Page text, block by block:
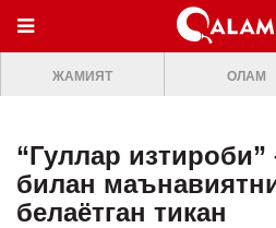
МЕНЮ
ONLINE TV
ЖАМИЯТ
ОЛАМ
ЖАМИЯТ ОЛАМ
“Гуллар изтироби”
билан
белаётган тикан